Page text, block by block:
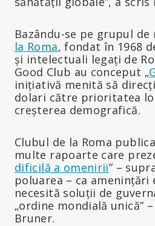
Bazându-se pe grupul de
la Roma, fondat în 1968
și intelectuali legați de
Good Club au conceput „
inițiativă menită să
dolari către prioritatea
creșterea demografică.
Clubul de la Roma
multe rapoarte care
dificilă a omenirii” –
poluarea – ca amenințări
necesită soluții de
„ordine mondială unică”
Bruner.